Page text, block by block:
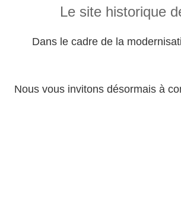
Le site historique
Dans le cadre de la
Nous vous invitons désormais à